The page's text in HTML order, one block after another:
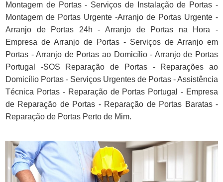
Montagem de Portas - Serviços de Instalação de Portas -
Montagem de Portas Urgente -Arranjo de Portas Urgente -
Arranjo de Portas 24h - Arranjo de Portas na Hora -
Empresa de Arranjo de Portas - Serviços de Arranjo em
Portas - Arranjo de Portas ao Domicílio - Arranjo de Portas
Portugal -SOS Reparação de Portas - Reparações ao
Domicílio Portas - Serviços Urgentes de Portas - Assistência
Técnica Portas - Reparação de Portas Portugal - Empresa
de Reparação de Portas - Reparação de Portas Baratas -
Reparação de Portas Perto de Mim.